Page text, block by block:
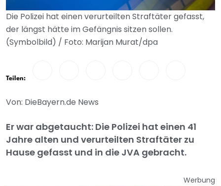
Die Polizei hat einen verurteilten Straftäter gefasst,
der längst hätte im Gefängnis sitzen sollen.
(Symbolbild) / Foto: Marijan Murat/dpa
Teilen:
Von: DieBayern.de News
Er war abgetaucht: Die Polizei hat einen 41
Jahre alten und verurteilten Straftäter zu
Hause gefasst und in die JVA gebracht.
Werbung